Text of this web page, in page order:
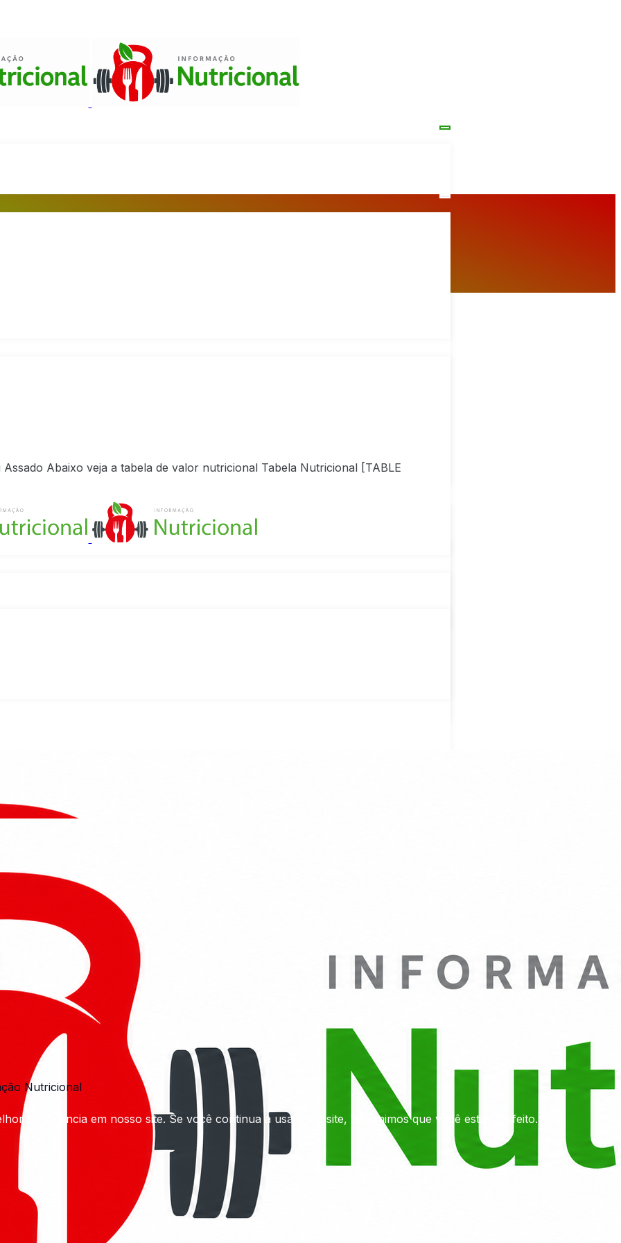
Abaixo veja a tabela de valor nutricional Tabela Nutricional [TABLE
Nutricional
experiência em nosso site. Se você continua a usar este site, assumimos que você está satisfeito.